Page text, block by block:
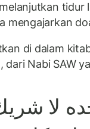
tidur
mengajarkan
di dalam
dari Nabi SAW
لا